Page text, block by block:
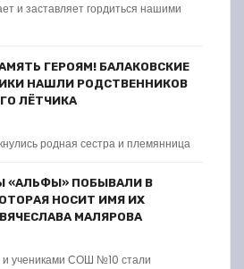
и заставляет гордиться нашими
ГЕРОЯМ! БАЛАКОВСКИЕ
НАШЛИ РОДСТВЕННИКОВ
ЛЁТЧИКА
родная сестра и племянница
«АЛЬФЫ» ПОБЫВАЛИ В
НОСИТ ИМЯ ИХ
МАЛЯРОВА
и учениками СОШ №10 стали